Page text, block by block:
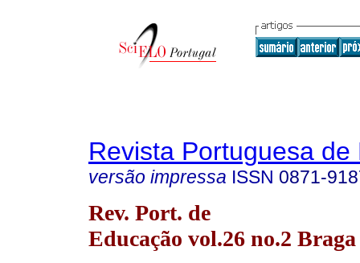
Revista Portuguesa de
versão impressa ISSN 0871-
Rev. Port. de
Educação vol.26 no.2